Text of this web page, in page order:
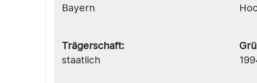
Bayern
Trägerschaft:
staatlich